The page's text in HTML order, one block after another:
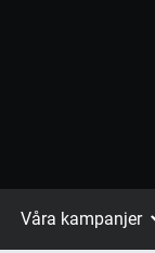
Våra kampanjer